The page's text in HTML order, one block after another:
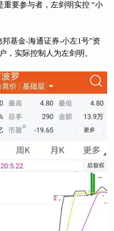
要参与者，左剑明实控 “小
基金-海通证券-小左1号”资
，实际控制人为左剑明。